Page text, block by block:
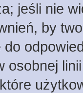
jeśli nie
by
do
osobnej